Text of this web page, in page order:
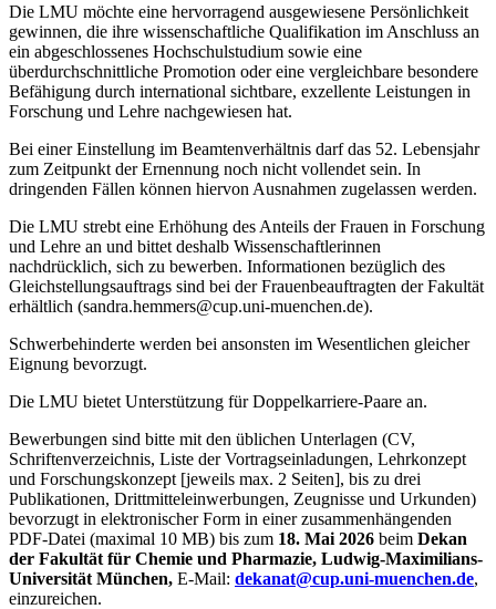
Die LMU möchte eine hervorragend ausgewiesene Persönlichkeit
gewinnen, die ihre wissenschaftliche Qualifikation im Anschluss an
ein abgeschlossenes Hochschulstudium sowie eine
überdurchschnittliche Promotion oder eine vergleichbare besondere
Befähigung durch international sichtbare, exzellente Leistungen in
Forschung und Lehre nachgewiesen hat.
Bei einer Einstellung im Beamtenverhältnis darf das 52. Lebensjahr
zum Zeitpunkt der Ernennung noch nicht vollendet sein. In
dringenden Fällen können hiervon Ausnahmen zugelassen werden.
Die LMU strebt eine Erhöhung des Anteils der Frauen in Forschung
und Lehre an und bittet deshalb Wissenschaftlerinnen
nachdrücklich, sich zu bewerben. Informationen bezüglich des
Gleichstellungsauftrags sind bei der Frauenbeauftragten der Fakultät
erhältlich (sandra.hemmers@cup.uni-muenchen.de).
Schwerbehinderte werden bei ansonsten im Wesentlichen gleicher
Eignung bevorzugt.
Die LMU bietet Unterstützung für Doppelkarriere-Paare an.
Bewerbungen sind bitte mit den üblichen Unterlagen (CV,
Schriftenverzeichnis, Liste der Vortragseinladungen, Lehrkonzept
und Forschungskonzept [jeweils max. 2 Seiten], bis zu drei
Publikationen, Drittmitteleinwerbungen, Zeugnisse und Urkunden)
bevorzugt in elektronischer Form in einer zusammenhängenden
PDF-Datei (maximal 10 MB) bis zum 18. Mai 2026 beim Dekan
der Fakultät für Chemie und Pharmazie, Ludwig-Maximilians-
Universität München, E-Mail: dekanat@cup.uni-muenchen.de,
einzureichen.